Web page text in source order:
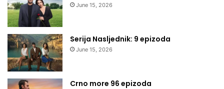
June 15, 2026
Serija Nasljednik: 9 epizoda
June 15, 2026
Crno more 96 epizoda